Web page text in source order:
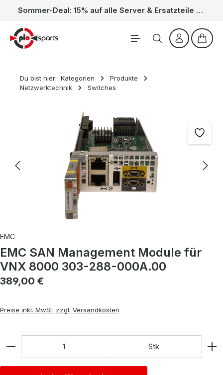
Zum Hauptinhalt springen Sommer-Deal: 15% auf alle Server & Ersatzteile – Kein Code nötig, der Rabatt wird automatisch im Warenkorb abgezogen. Gültig vom 01.06. bis 31.08.
Du bist hier: Kategorien
Produkte
Netzwerktechnik
Switches
Bildergalerie überspringen
EMC
EMC SAN Management Module für
VNX 8000 303-288-000A.00
Regulärer Preis:
389,00 €
Preise inkl. MwSt. zzgl. Versandkosten
Stk